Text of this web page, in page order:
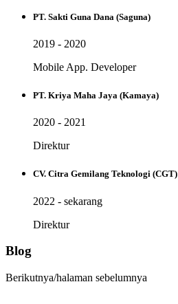
PT. Sakti Guna Dana (Saguna)
2019 - 2020
Mobile App. Developer
PT. Kriya Maha Jaya (Kamaya)
2020 - 2021
Direktur
CV. Citra Gemilang Teknologi (CGT)
2022 - sekarang
Direktur
Blog
Berikutnya/halaman sebelumnya